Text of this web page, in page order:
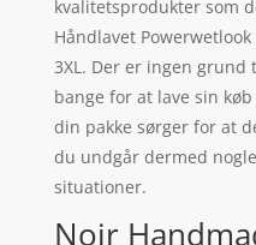
kvalitetsprodukter som
Håndlavet
3XL. Der er ingen
bange for at lave sin
din pakke sørger for at
du undgår dermed
situationer.
Noir